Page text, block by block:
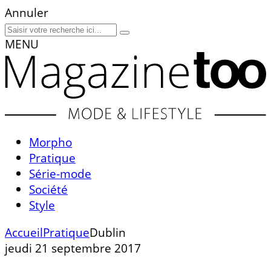
Annuler
MENU
Morpho
Pratique
Série-mode
Société
Style
AccueilPratiqueDublin
jeudi 21 septembre 2017